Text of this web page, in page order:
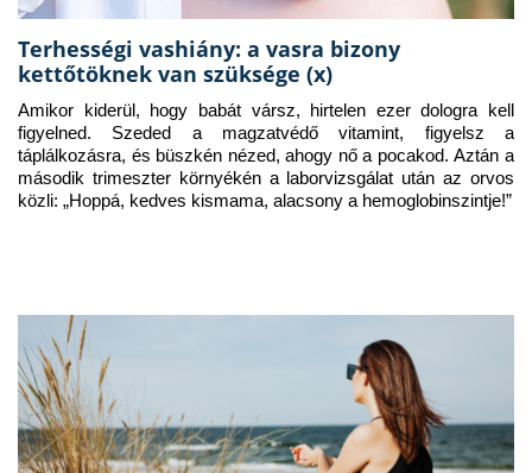
Terhességi vashiány: a vasra bizony
kettőtöknek van szüksége (x)
Amikor kiderül, hogy babát vársz, hirtelen ezer dologra kell
figyelned. Szeded a magzatvédő vitamint, figyelsz a
táplálkozásra, és büszkén nézed, ahogy nő a pocakod. Aztán a
második trimeszter környékén a laborvizsgálat után az orvos
közli: „Hoppá, kedves kismama, alacsony a hemoglobinszintje!”